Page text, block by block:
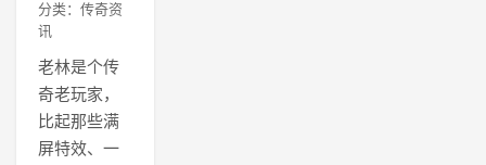
分类：传奇资
讯
老林是个传
奇老玩家，
比起那些满
屏特效、一